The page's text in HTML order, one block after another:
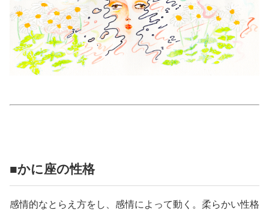
ココロ/カラダ
グルメ
占い
性と愛
■かに座の性格
感情的なとらえ方をし、感情によって動く。柔らかい性格